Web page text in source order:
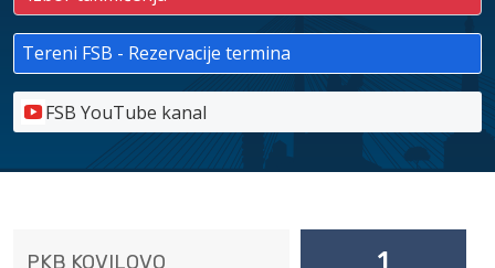
Tereni FSB - Rezervacije termina
FSB YouTube kanal
PKB KOVILOVO 1